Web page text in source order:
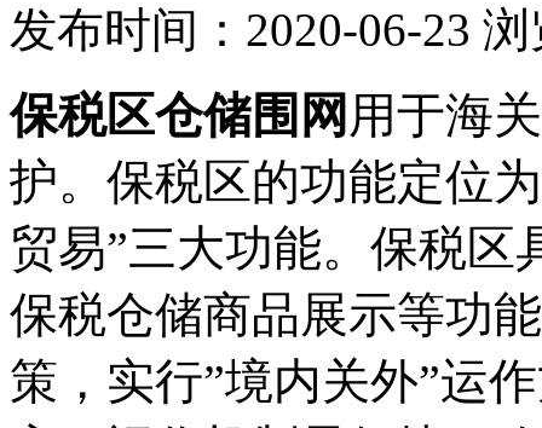
发布时间：2020-06-23 浏
保税区仓储围网 用于海
护。保税区的功能定位
贸易”三大功能。保税
保税仓储商品展示等功
策，实行”境内关外”运